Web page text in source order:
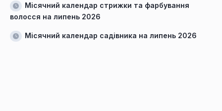
Місячний календар стрижки та фарбування
волосся на липень 2026
Місячний календар садівника на липень 2026